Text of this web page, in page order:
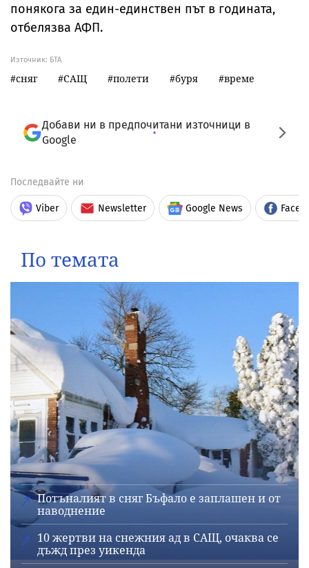
понякога за един-единствен път в годината,
отбелязва АФП.
Източник: БТА
сняг САЩ полети буря време
Добави ни в предпочитани източници в
Google
Последвайте ни
Viber Newsletter Google News
По темата
Потъналият в сняг Бъфало е заплашен и от
наводнение
10 жертви на снежния ад в САЩ, очаква се
дъжд през уикенда